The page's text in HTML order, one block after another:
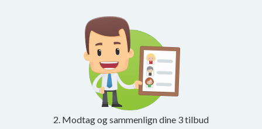
2. Modtag og sammenlign dine 3 tilbud